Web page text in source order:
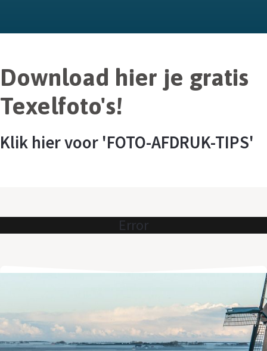
Download hier je gratis
Texelfoto's!
Klik hier voor 'FOTO-AFDRUK-TIPS'
Error